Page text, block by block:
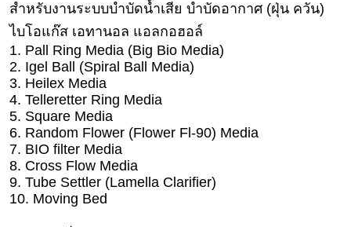
ท่อง
เที่ยว
สูตร
อาหาร
ง่ายๆ
ช้อป
ปิ้ง
รถยนต์
สำหรับงานระบบบำบัดน้ำเสีย บำบัดอากาศ (ฝุ่น ควัน)
ไบโอแก๊ส เอทานอล แอลกอฮอล์
1. Pall Ring Media (Big Bio Media)
2. Igel Ball (Spiral Ball Media)
3. Heilex Media
4. Telleretter Ring Media
5. Square Media
6. Random Flower (Flower Fl-90) Media
7. BIO filter Media
8. Cross Flow Media
9. Tube Settler (Lamella Clarifier)
10. Moving Bed